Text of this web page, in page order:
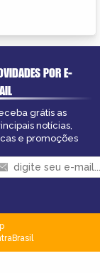
POR E-
grátis as
notícias,
e promoções